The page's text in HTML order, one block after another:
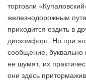
торговли
железнодорожным
приходится ездить в
дискомфорт. Но при
сообщение, буквально
не шумят, их
они здесь